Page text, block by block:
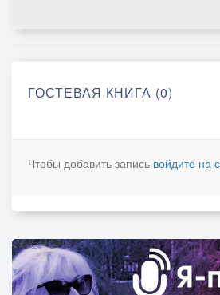
ГОСТЕВАЯ КНИГА (0)
Чтобы добавить запись войдите на